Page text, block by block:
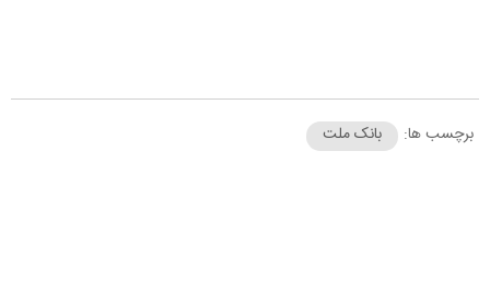
برچسب ها: بانک ملت